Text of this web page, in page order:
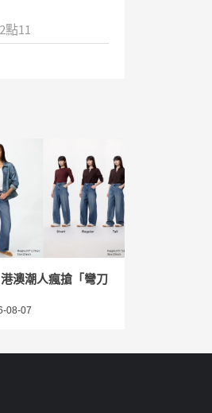
點11
澳潮人瘋搶「彎刀
08-07